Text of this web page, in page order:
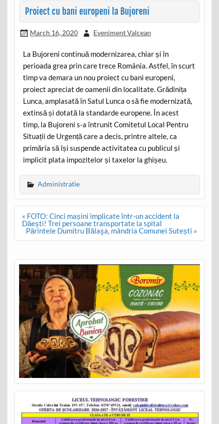
Proiect cu bani europeni la Bujoreni
March 16, 2020 Eveniment Valcean
La Bujoreni continuă modernizarea, chiar și în
perioada grea prin care trece România. Astfel, în scurt
timp va demara un nou proiect cu bani europeni,
proiect apreciat de oamenii din localitate. Grădinița
Lunca, amplasată în Satul Lunca o să fie modernizată,
extinsă și dotată la standarde europene. În acest
timp, la Bujoreni s-a întrunit Comitetul Local Pentru
Situații de Urgență care a decis, printre altele, ca
primăria să își suspende activitatea cu publicul și
implicit plata impozitelor și taxelor la ghișeu.
Administratie
Post
navigation
« FOTO: Cinci mașini implicate într-un accident la
Dăești! Trei persoane transportate la spital
Părintele Dumitru Bălaşa, mândria Comunei Sutești »